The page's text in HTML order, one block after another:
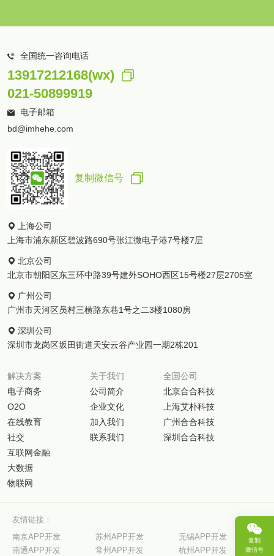
复制
微信号
全国统一咨询电话
13917212168(wx)
021-50899919
电子邮箱
bd@imhehe.com
复制微信号
上海公司
上海市浦东新区碧波路690号张江微电子港7号楼7层
北京公司
北京市朝阳区东三环中路39号建外SOHO西区15号楼27层2705室
广州公司
广州市天河区员村三横路东巷1号之二3楼1080房
深圳公司
深圳市龙岗区坂田街道天安云谷产业园一期2栋201
解决方案
电子商务
O2O
在线教育
社交
互联网金融
大数据
物联网
关于我们
公司简介
企业文化
加入我们
联系我们
全国公司
北京合合科技
上海艾朴科技
广州合合科技
深圳合合科技
友情链接：
南京APP开发
苏州APP开发
无锡APP开发
南通APP开发
常州APP开发 杭州APP开发